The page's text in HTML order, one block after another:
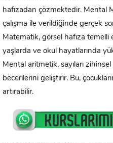
hafızadan çözmektedir. Mental
çalışma ile verildiğinde gerçek
Matematik, görsel hafıza
yaşlarda ve okul hayatlarında
Mental aritmetik, sayıları
becerilerini geliştirir. Bu,
artırabilir.